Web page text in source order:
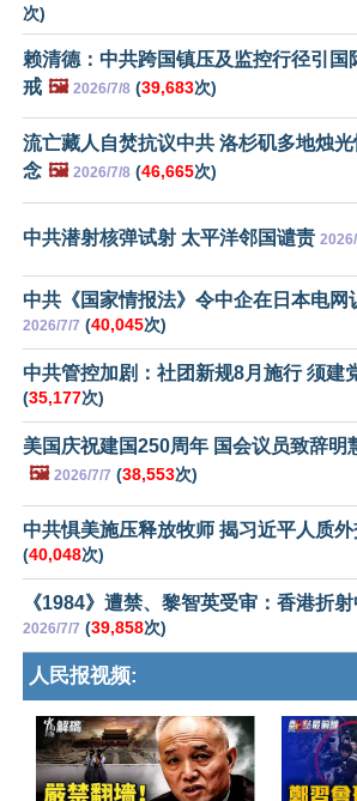
次)
赖清德：中共跨国镇压及监控行径引国
戒 🖼️ 2026/7/8 (39,683次)
流亡藏人自焚抗议中共 洛杉矶多地烛光
念 🖼️ 2026/7/8 (46,665次)
中共潜射核弹试射 太平洋邻国谴责
中共《国家情报法》令中企在日本电网
2026/7/7 (40,045次)
中共管控加剧：社团新规8月施行 须建
(35,177次)
美国庆祝建国250周年 国会议员致辞明
🖼️ 2026/7/7 (38,553次)
中共惧美施压释放牧师 揭习近平人质外
(40,048次)
《1984》遭禁、黎智英受审：香港折
2026/7/7 (39,858次)
人民报视频: